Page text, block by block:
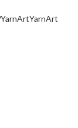
YarnArtYarnArt